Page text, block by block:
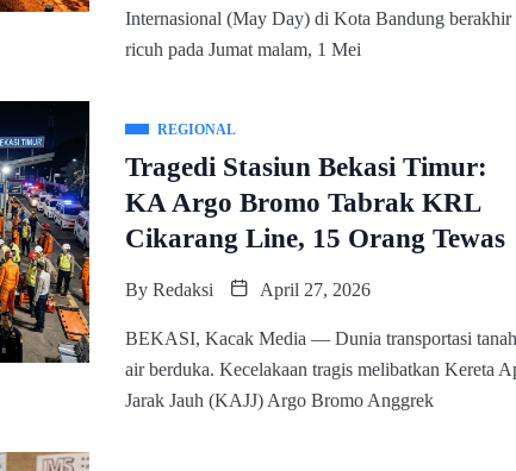
Internasional (May Day) di Kota Bandung berakhir
ricuh pada Jumat malam, 1 Mei
REGIONAL
Tragedi Stasiun Bekasi Timur:
KA Argo Bromo Tabrak KRL
Cikarang Line, 15 Orang Tewas
By Redaksi April 27, 2026
BEKASI, Kacak Media — Dunia transportasi tanah
air berduka. Kecelakaan tragis melibatkan Kereta
Jarak Jauh (KAJJ) Argo Bromo Anggrek